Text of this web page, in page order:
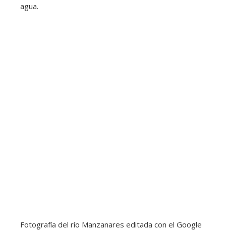
agua.
Fotografía del río Manzanares editada con el Google